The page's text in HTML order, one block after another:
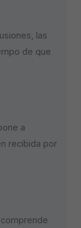
las
de que
a
recibida por